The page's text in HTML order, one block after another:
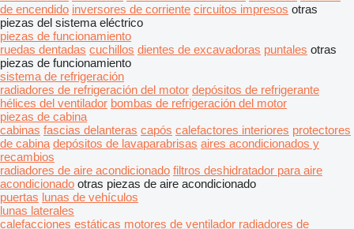
de encendido inversores de corriente circuitos impresos otras
piezas del sistema eléctrico
piezas de funcionamiento
ruedas dentadas cuchillos dientes de excavadoras puntales otras
piezas de funcionamiento
sistema de refrigeración
radiadores de refrigeración del motor depósitos de refrigerante
hélices del ventilador bombas de refrigeración del motor
piezas de cabina
cabinas fascias delanteras capós calefactores interiores protectores
de cabina depósitos de lavaparabrisas aires acondicionados y
recambios
radiadores de aire acondicionado filtros deshidratador para aire
acondicionado otras piezas de aire acondicionado
puertas lunas de vehículos
lunas laterales
calefacciones estáticas motores de ventilador radiadores de